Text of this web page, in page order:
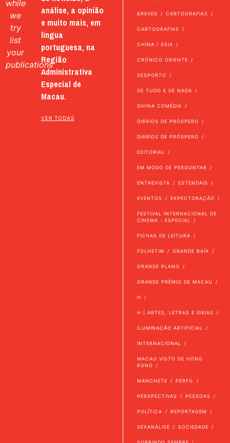
while
we
try
list
your
publications
análise, a opinião
e muito mais, em
língua
portuguesa, na
Região
Administrativa
Especial de
Macau.
VER TODAS
BREVES CARTOGRAFIAS
CARTOGRAFIAS
CHINA / ÁSIA
CRÓNICO ORIENTE
DESPORTO
DE TUDO E DE NADA
DIVINA COMÉDIA
DIÁRIOS DE PRÓSPERO
DIÁRIOS DE PRÓSPERO
EDITORIAL
EM MODO DE PERGUNTAR
ENTREVISTA ESTENDAIS
EVENTOS EXPECTORAÇÃO
FESTIVAL INTERNACIONAL DE
CINEMA - ESPECIAL
FICHAS DE LEITURA
FOLHETIM GRANDE BAÍA
GRANDE PLANO
GRANDE PRÉMIO DE MACAU
H
H | ARTES, LETRAS E IDEIAS
ILUMINAÇÃO ARTIFICIAL
INTERNACIONAL
MACAU VISTO DE HONG
KONG
MANCHETE PERFIL
PERSPECTIVAS PESSOAS
POLÍTICA REPORTAGEM
SEXANÁLISE SOCIEDADE